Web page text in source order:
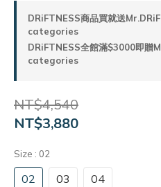
DRiFTNESS商品買就送
categories
DRiFTNESS全館滿$3000即贈
categories
NT$4,540
NT$3,880
Size : 02
02 03 04